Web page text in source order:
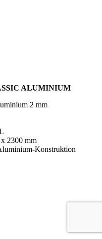
ALUMINIUM
2 mm
2300 mm
Konstruktion